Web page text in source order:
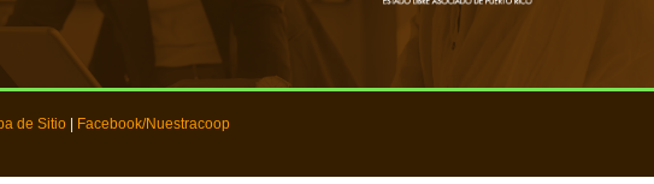
de Sitio Facebook/Nuestracoop